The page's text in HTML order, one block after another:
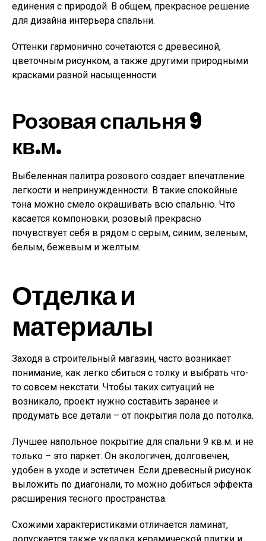
единения с природой. В общем, прекрасное решение
для дизайна интерьера спальни.
Оттенки гармонично сочетаются с древесиной,
цветочным рисунком, а также другими природными
красками разной насыщенности.
Розовая спальня 9
кв.м.
Выбеленная палитра розового создает впечатление
легкости и непринужденности. В такие спокойные
тона можно смело окрашивать всю спальню. Что
касается компоновки, розовый прекрасно
почувствует себя в рядом с серым, синим, зеленым,
белым, бежевым и желтым.
Отделка и
материалы
Заходя в строительный магазин, часто возникает
понимание, как легко сбиться с толку и выбрать что-
то совсем некстати. Чтобы таких ситуаций не
возникало, проект нужно составить заранее и
продумать все детали – от покрытия пола до потолка.
Лучшее напольное покрытие для спальни 9 кв.м. и не
только – это паркет. Он экологичен, долговечен,
удобен в уходе и эстетичен. Если древесный рисунок
выложить по диагонали, то можно добиться эффекта
расширения тесного пространства.
Схожими характеристиками отличается ламинат,